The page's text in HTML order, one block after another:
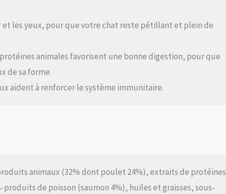
les yeux, pour que votre chat reste pétillant et plein de
animales favorisent une bonne digestion, pour que
de sa forme.
aident à renforcer le système immunitaire.
animaux (32% dont poulet 24%), extraits de protéines
de poisson (saumon 4%), huiles et graisses, sous-